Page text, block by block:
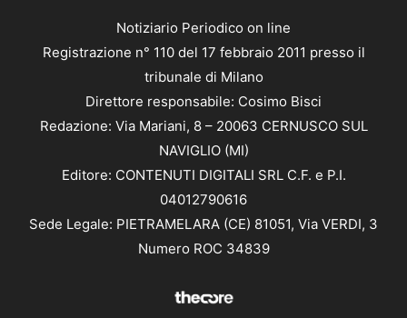
Notiziario Periodico on line
Registrazione n° 110 del 17 febbraio 2011 presso il
tribunale di Milano
Direttore responsabile: Cosimo Bisci
Redazione: Via Mariani, 8 – 20063 CERNUSCO SUL
NAVIGLIO (MI)
Editore: CONTENUTI DIGITALI SRL C.F. e P.I.
04012790616
Sede Legale: PIETRAMELARA (CE) 81051, Via VERDI, 3
Numero ROC 34839